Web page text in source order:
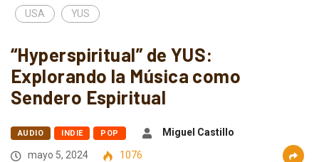
USA YUS
“Hyperspiritual” de YUS:
Explorando la Música como
Sendero Espiritual
AUDIO INDIE POP
Miguel Castillo
mayo 5, 2024
1076